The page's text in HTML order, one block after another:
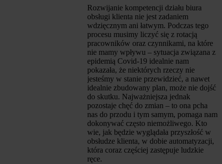
Rozwijanie kompetencji działu biura
obsługi klienta nie jest zadaniem
wdzięcznym ani łatwym. Podczas tego
procesu musimy liczyć się z rotacją
pracowników oraz czynnikami, na które
nie mamy wpływu – sytuacja związana z
epidemią Covid-19 idealnie nam
pokazała, że niektórych rzeczy nie
jesteśmy w stanie przewidzieć, a nawet
idealnie zbudowany plan, może nie dojść
do skutku. Najważniejsza jednak
pozostaje chęć do zmian – to ona pcha
nas do przodu i tym samym, pomaga nam
dokonywać często niemożliwego. Kto
wie, jak będzie wyglądała przyszłość w
obsłudze klienta, w dobie automatyzacji,
która coraz częściej zastępuje ludzkie
ręce.